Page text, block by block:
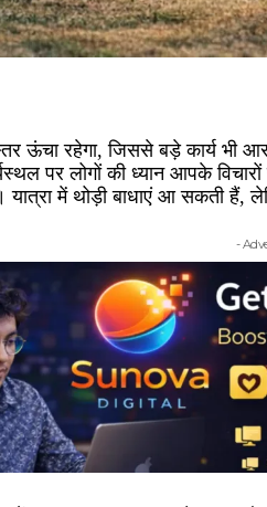
ऊंचा रहेगा, जिससे बड़े कार्य भी
पर लोगों की ध्यान आपके
यात्रा में थोड़ी बाधाएं आ सकती
-